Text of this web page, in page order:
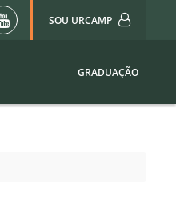
SOU URCAMP
Sou Urcamp (Portal)
Biblioteca
GRADUAÇÃO